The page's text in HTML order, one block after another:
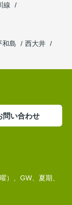
線
和島
西大井
問い合わせ
）、GW、夏期、